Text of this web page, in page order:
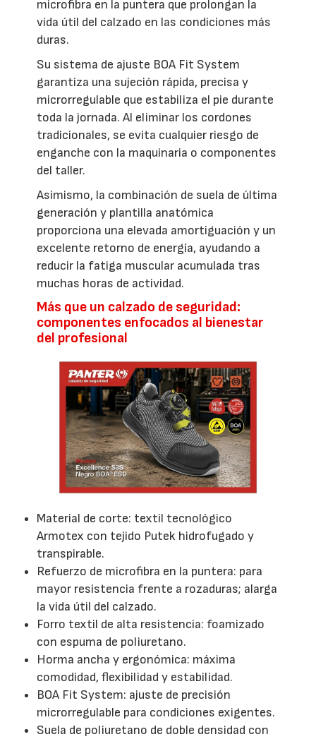
microfibra en la puntera que prolongan la
vida útil del calzado en las condiciones más
duras.
Su sistema de ajuste BOA Fit System
garantiza una sujeción rápida, precisa y
microrregulable que estabiliza el pie durante
toda la jornada. Al eliminar los cordones
tradicionales, se evita cualquier riesgo de
enganche con la maquinaria o componentes
del taller.
Asimismo, la combinación de suela de última
generación y plantilla anatómica
proporciona una elevada amortiguación y un
excelente retorno de energía, ayudando a
reducir la fatiga muscular acumulada tras
muchas horas de actividad.
Más que un calzado de seguridad:
componentes enfocados al bienestar
del profesional
Material de corte: textil tecnológico
Armotex con tejido Putek hidrofugado y
transpirable.
Refuerzo de microfibra en la puntera: para
mayor resistencia frente a rozaduras; alarga
la vida útil del calzado.
Forro textil de alta resistencia: foamizado
con espuma de poliuretano.
Horma ancha y ergonómica: máxima
comodidad, flexibilidad y estabilidad.
BOA Fit System: ajuste de precisión
microrregulable para condiciones exigentes.
Suela de poliuretano de doble densidad con